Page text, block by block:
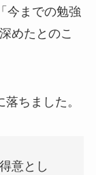
今までの勉強
めたとのこ
ちました。
意とし